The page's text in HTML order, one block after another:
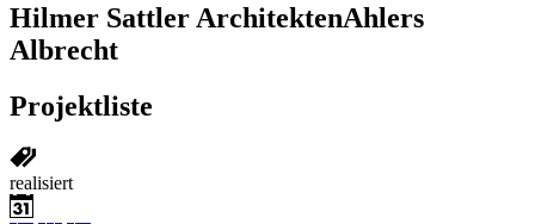
Hilmer Sattler ArchitektenAhlers
Albrecht
Projektliste
realisiert